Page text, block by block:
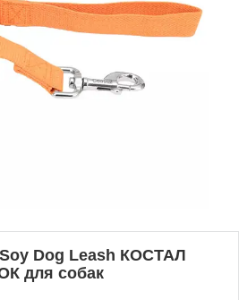
Dog Leash КОСТАЛ
для собак